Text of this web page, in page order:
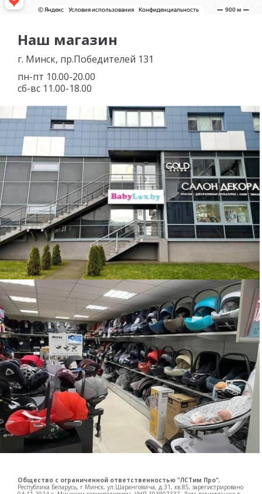
Наш магазин
г. Минск, пр.Победителей 131
пн-пт 10.00-20.00
сб-вс 11.00-18.00
Общество с ограниченной ответственностью "ЛСТим Про",
Республика Беларусь, г.Минск, ул.Шаранговича, д.31, кв.85, зарегистрировано